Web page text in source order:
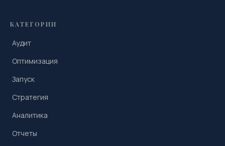
КАТЕГОРИИ
Аудит
Оптимизация
Запуск
Стратегия
Аналитика
Отчеты